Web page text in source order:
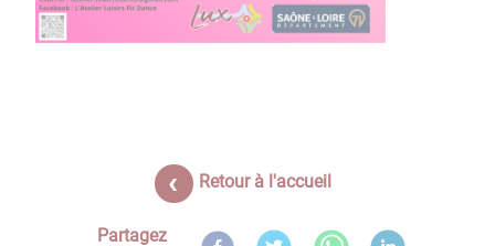
Retour à l'accueil
Partagez